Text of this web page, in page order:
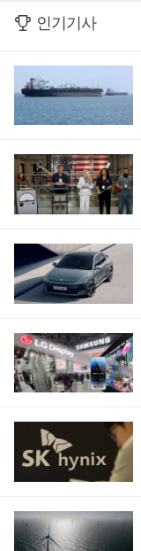
인기기사